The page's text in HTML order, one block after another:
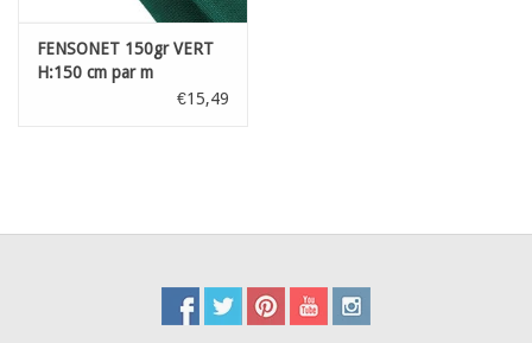
FENSONET 150gr VERT
H:150 cm par m
€15,49